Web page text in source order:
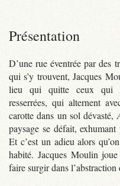
Présentation
D’une rue éventrée par des
qui s’y trouvent, Jacques
lieu qui quitte ceux qui
resserrées, qui alternent
carotte dans un sol dévasté,
paysage se défait,
Et c’est un adieu alors
habité. Jacques Moulin
faire surgir dans l’abstraction